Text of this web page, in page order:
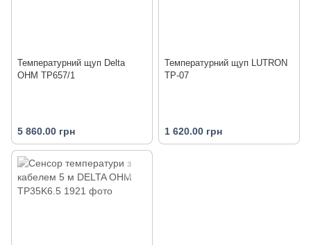
Температурний щуп Delta
OHM TP657/1
5 860.00 грн
Температурний щуп LUTRON
TP-07
1 620.00 грн